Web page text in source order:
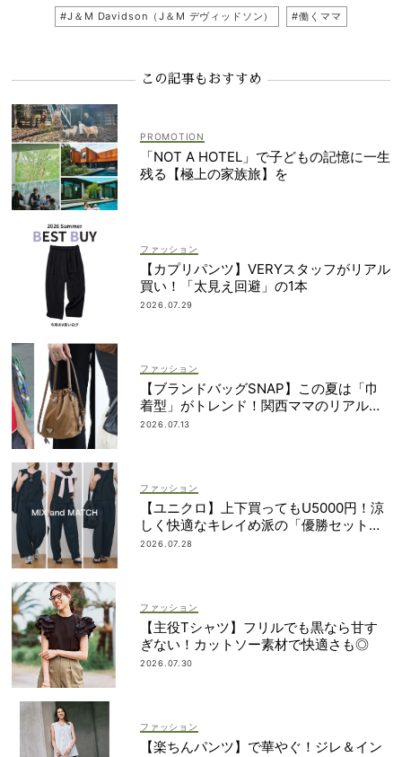
#J＆M Davidson（J＆M デヴィッドソン） #働くママ
この記事もおすすめ
「NOT A HOTEL」で子どもの記憶に一生
残る【極上の家族旅】を
ファッション
【カプリパンツ】VERYスタッフがリアル
買い！「太見え回避」の1本
2026.07.29
ファッション
【ブランドバッグSNAP】この夏は「巾
着型」がトレンド！関西ママのリアルコ
ーデ3選
2026.07.13
ファッション
【ユニクロ】上下買ってもU5000円！涼
しく快適なキレイめ派の「優勝セット」
は着回し力も
2026.07.28
ファッション
【主役Tシャツ】フリルでも黒なら甘す
ぎない！カットソー素材で快適さも◎
2026.07.30
ファッション
【楽ちんパンツ】で華やぐ！ジレ＆イン